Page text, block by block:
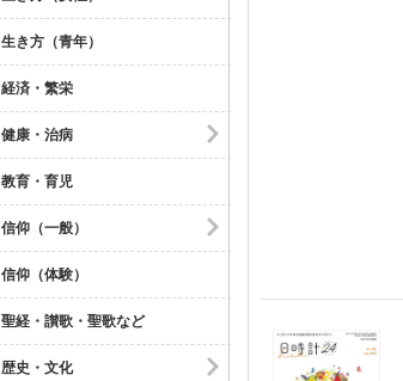
生き方（青年）
経済・繁栄
健康・治病
教育・育児
信仰（一般）
信仰（体験）
聖経・讃歌・聖歌など
歴史・文化